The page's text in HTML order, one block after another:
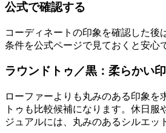
公式で確認する
コーディネートの印象を確認した後
条件を公式ページで見ておくと安心
ラウンドトゥ／黒：柔らかい
ローファーよりも丸みのある印象を
トゥも比較候補になります。休日服
ジュアルには、丸みのあるシルエッ